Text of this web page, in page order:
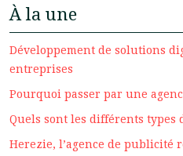
À la une
Développement de solutions
entreprises
Pourquoi passer par une
Quels sont les différents types
Herezie, l’agence de publicité